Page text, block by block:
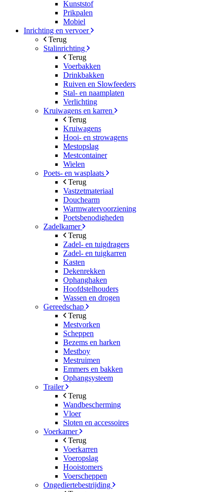
Kunststof
Prikpalen
Mobiel
Inrichting en vervoer
Terug
Stalinrichting
Terug
Voerbakken
Drinkbakken
Ruiven en Slowfeeders
Stal- en naamplaten
Verlichting
Kruiwagens en karren
Terug
Kruiwagens
Hooi- en strowagens
Mestopslag
Mestcontainer
Wielen
Poets- en wasplaats
Terug
Vastzetmateriaal
Douchearm
Warmwatervoorziening
Poetsbenodigheden
Zadelkamer
Terug
Zadel- en tuigdragers
Zadel- en tuigkarren
Kasten
Dekenrekken
Ophanghaken
Hoofdstelhouders
Wassen en drogen
Gereedschap
Terug
Mestvorken
Scheppen
Bezems en harken
Mestboy
Mestruimen
Emmers en bakken
Ophangsysteem
Trailer
Terug
Wandbescherming
Vloer
Sloten en accessoires
Voerkamer
Terug
Voerkarren
Voeropslag
Hooistomers
Voerscheppen
Ongediertebestrijding